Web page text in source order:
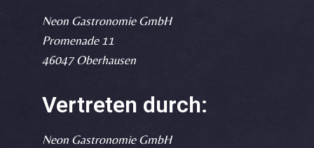
Neon Gastronomie GmbH
Promenade 11
46047 Oberhausen
Vertreten durch:
Neon Gastronomie GmbH